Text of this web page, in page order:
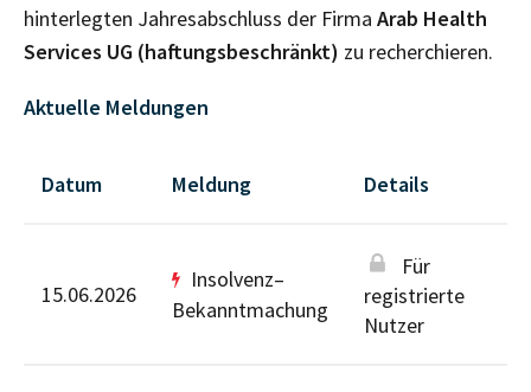
hinterlegten Jahresabschluss der Firma Arab Health
Services UG (haftungsbeschränkt) zu recherchieren.
Aktuelle Meldungen
Datum Meldung Details
15.06.2026
Insolvenz–
Bekanntmachung
Für
registrierte
Nutzer